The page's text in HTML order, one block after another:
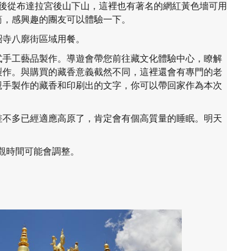
從布達拉宮後山下山，這裡也有著名的網紅黃色墻可用
感興趣的團友可以體驗一下。
八廓街區域用餐。
工藝品製作。導遊會帶您前往藏文化體驗中心，瞭解
。與購買的藏香意義截然不同，這裡還會有專門的老
製作的藏香和印刷出的文字，你可以帶回家作為本次
多已經適應高原了，肯定會有個高質量的睡眠。明天
間可能會調整。